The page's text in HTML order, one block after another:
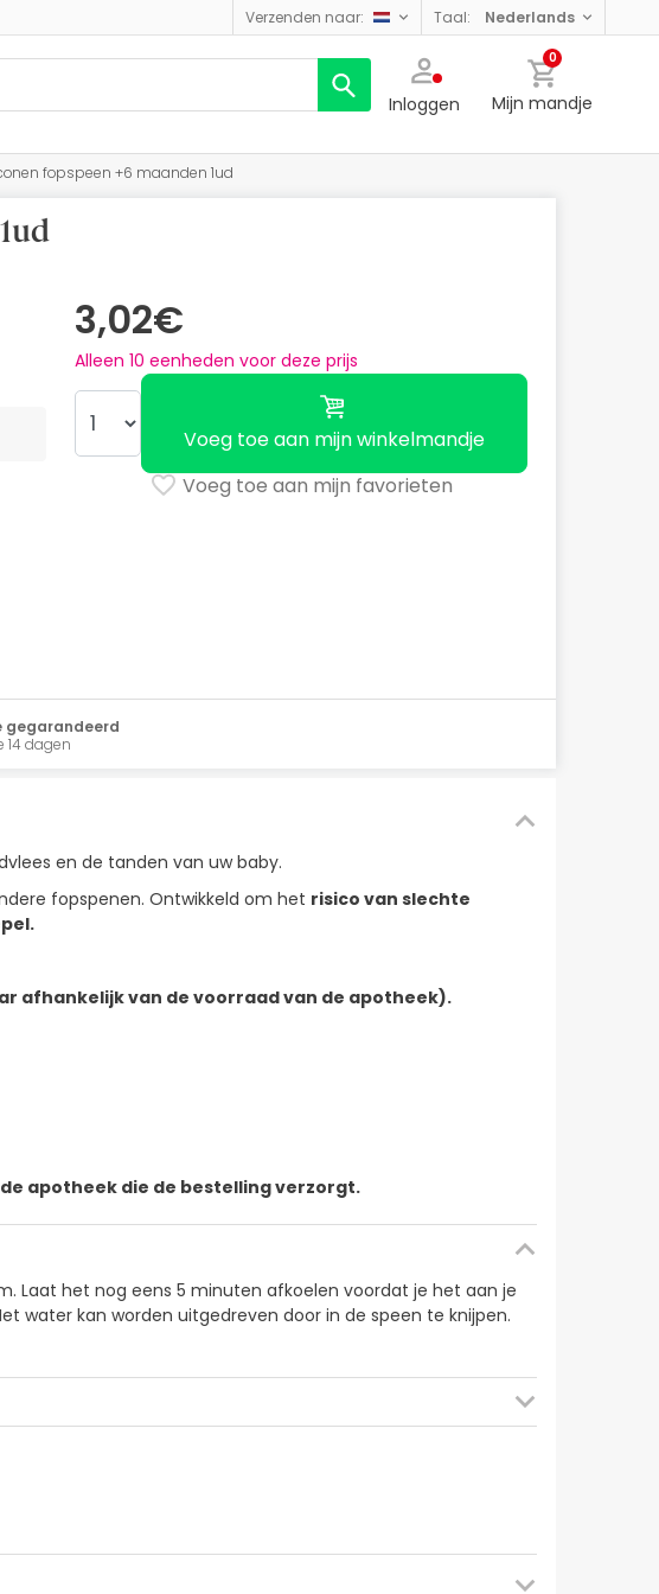
verzenden naar: taal: nederlands
Inloggen
0
Mijn mandje
fopspeen +6 maanden 1ud
3,02€
Alleen 10 eenheden voor deze prijs
Voeg toe aan mijn winkelmandje
Voeg toe aan mijn favorieten
gegarandeerd
14 dagen
en de tanden van uw baby.
fopspenen. Ontwikkeld om het risico van slechte
afhankelijk van de voorraad van de apotheek).
apotheek die de bestelling verzorgt.
Laat het nog eens 5 minuten afkoelen voordat je het aan je
water kan worden uitgedreven door in de speen te knijpen.